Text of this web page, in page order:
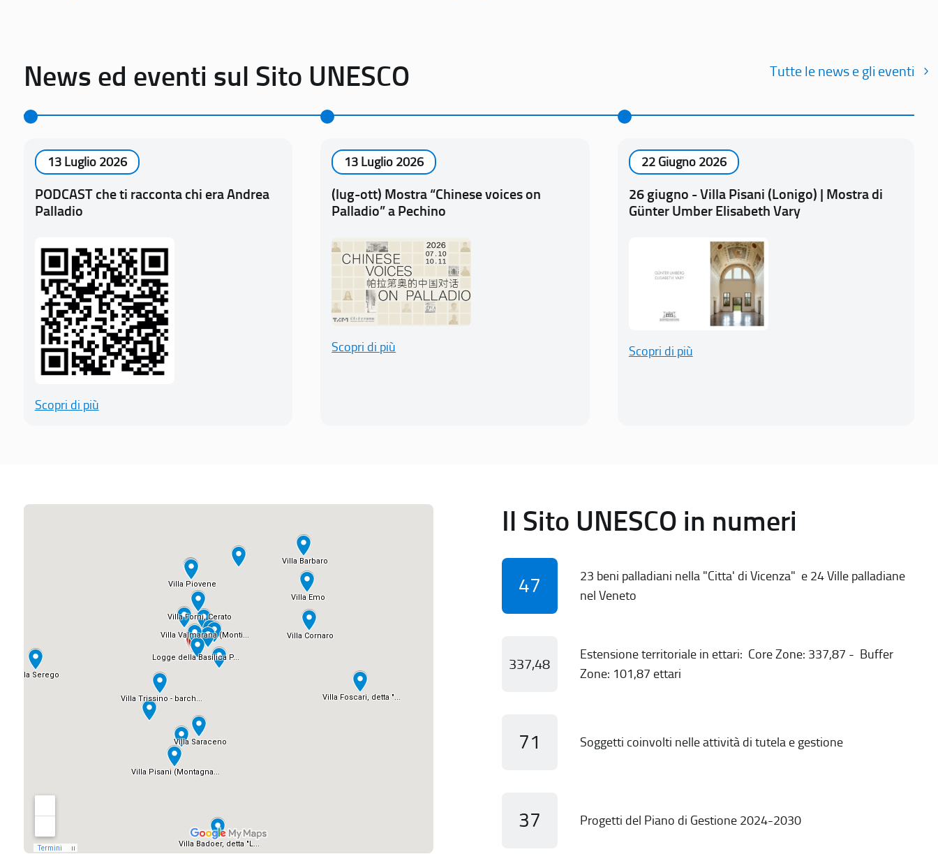
News ed eventi sul Sito UNESCO Tutte le news e gli eventi
13 Luglio 2026
PODCAST che ti racconta chi era Andrea
Palladio
Scopri di più
13 Luglio 2026
(lug-ott) Mostra “Chinese voices on
Palladio” a Pechino
Scopri di più
22 Giugno 2026
26 giugno - Villa Pisani (Lonigo) | Mostra di
Günter Umber Elisabeth Vary
Scopri di più
Il Sito UNESCO in numeri
47
23 beni palladiani nella "Citta' di Vicenza" e 24 Ville palladiane
nel Veneto
337,48
Estensione territoriale in ettari: Core Zone: 337,87 - Buffer
Zone: 101,87 ettari
71 Soggetti coinvolti nelle attività di tutela e gestione
37 Progetti del Piano di Gestione 2024-2030